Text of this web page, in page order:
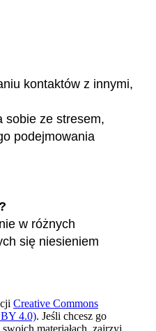
kontaktów z innymi,
sobie ze stresem,
podejmowania
w różnych
się niesieniem
Creative Commons
4.0). Jeśli chcesz go
materiałach, zajrzyj